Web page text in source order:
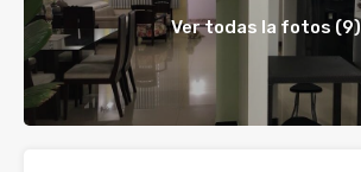
Ver todas la fotos (9)